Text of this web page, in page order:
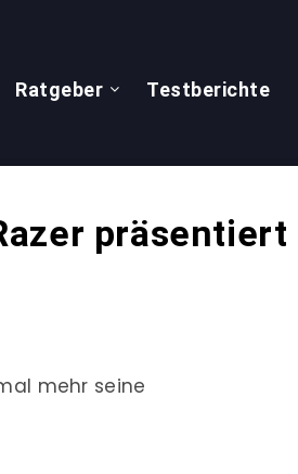
Ratgeber Testberichte
präsentiert
mehr seine